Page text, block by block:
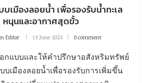
เมืองลอยน้ำ เพื่อรองรับน้ำทะเล
หนุนและอากาศสุดขั้ว
Editor 13 June 2023 0 comment
กแบบและให้คำปรึกษาอสังหริมทรัพย์
เมืองลอยน้ำเพื่อรองรับการเพิ่มขึ้น